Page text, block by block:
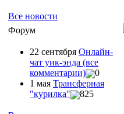
Все новости
Форум
22 сентября Онлайн-
чат уик-энда (все
комментарии)
0
1 мая Трансферная
"курилка"
825